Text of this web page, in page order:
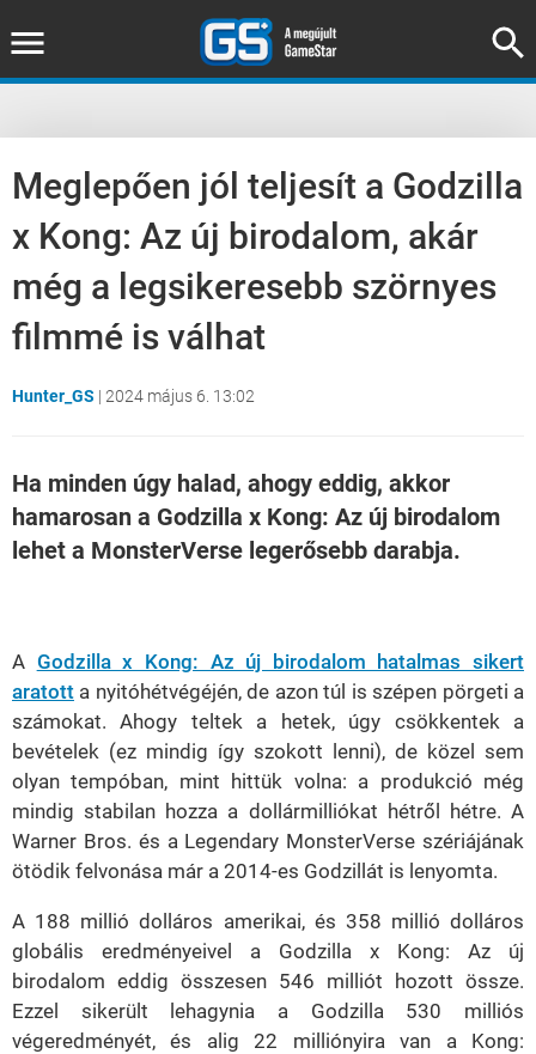
Meglepően jól teljesít a Godzilla
x Kong: Az új birodalom, akár
még a legsikeresebb szörnyes
filmmé is válhat
Hunter_GS | 2024 május 6. 13:02
Ha minden úgy halad, ahogy eddig, akkor
hamarosan a Godzilla x Kong: Az új birodalom
lehet a MonsterVerse legerősebb darabja.
A Godzilla x Kong: Az új birodalom hatalmas sikert
aratott a nyitóhétvégéjén, de azon túl is szépen pörgeti a
számokat. Ahogy teltek a hetek, úgy csökkentek a
bevételek (ez mindig így szokott lenni), de közel sem
olyan tempóban, mint hittük volna: a produkció még
mindig stabilan hozza a dollármilliókat hétről hétre. A
Warner Bros. és a Legendary MonsterVerse szériájának
ötödik felvonása már a 2014-es Godzillát is lenyomta.
A 188 millió dolláros amerikai, és 358 millió dolláros
globális eredményeivel a Godzilla x Kong: Az új
birodalom eddig összesen 546 milliót hozott össze.
Ezzel sikerült lehagynia a Godzilla 530 milliós
végeredményét, és alig 22 milliónyira van a Kong: